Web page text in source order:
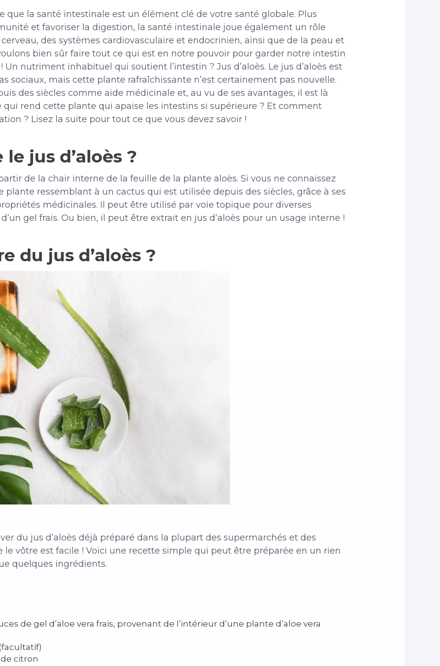
que la santé intestinale est un élément clé de votre santé globale. Plus
et favoriser la digestion, la santé intestinale joue également un rôle
des systèmes cardiovasculaire et endocrinien, ainsi que de la peau et
bien sûr faire tout ce qui est en notre pouvoir pour garder notre intestin
nutriment inhabituel qui soutient l’intestin ? Jus d’aloès. Le jus d’aloès est
sociaux, mais cette plante rafraîchissante n’est certainement pas nouvelle.
des siècles comme aide médicinale et, au vu de ses avantages, il est là
qui rend cette plante qui apaise les intestins si supérieure ? Et comment
? Lisez la suite pour tout ce que vous devez savoir !
le jus d’aloès ?
de la chair interne de la feuille de la plante aloès. Si vous ne connaissez
plante ressemblant à un cactus qui est utilisée depuis des siècles, grâce à ses
médicinales. Il peut être utilisé par voie topique pour diverses
gel frais. Ou bien, il peut être extrait en jus d’aloès pour un usage interne !
du jus d’aloès ?
du jus d’aloès déjà préparé dans la plupart des supermarchés et des
le vôtre est facile ! Voici une recette simple qui peut être préparée en un rien
quelques ingrédients.
de gel d’aloe vera frais, provenant de l’intérieur d’une plante d’aloe vera
citron